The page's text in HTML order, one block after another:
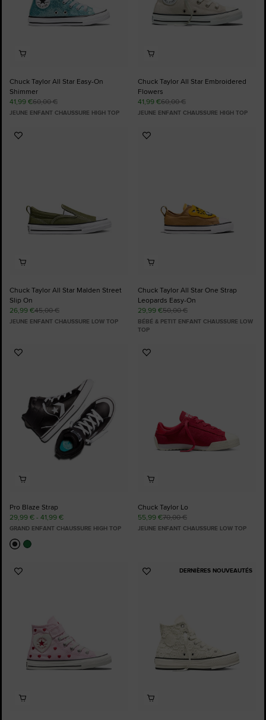
Chuck Taylor All Star Easy-On
Shimmer
41,99 €60,00 €
JEUNE ENFANT CHAUSSURE HIGH TOP
Chuck Taylor All Star Embroidered
Flowers
41,99 €60,00 €
JEUNE ENFANT CHAUSSURE HIGH TOP
Ajouter
Chuck Taylor All Star Malden Street
Slip On
26,99 €45,00 €
JEUNE ENFANT CHAUSSURE LOW TOP
Ajouter
Chuck Taylor All Star One Strap
Leopards Easy-On
29,99 €50,00 €
BÉBÉ & PETIT ENFANT CHAUSSURE LOW
TOP
Ajouter
Pro Blaze Strap
29,99 € - 41,99 €
GRAND ENFANT CHAUSSURE HIGH TOP
Ajouter
Chuck Taylor Lo
55,99 €70,00 €
JEUNE ENFANT CHAUSSURE LOW TOP
Ajouter
DERNIÈRES NOUVEAUTÉS
Ajouter